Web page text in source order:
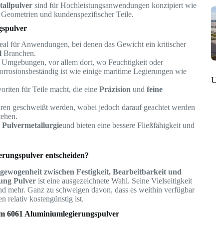
sind für Hochleistungsanwendungen konzipiert wie
und kundenspezifischer Teile.
für Anwendungen, bei denen das Gewicht ein kritischer
Branchen.
vor allem dort, wo Feuchtigkeit oder
ist wie einige maritime Legierungen wie
für Teile macht, die einePräzision undfeine
geschweißt werden, wobei jedoch darauf geachtet werden
Pulvermetallurgieund bieten eine bessere Fließfähigkeit und
entscheiden?
zwischen Festigkeit, Bearbeitbarkeit und
Pulver ist eine ausgezeichnete Wahl. Seine Vielseitigkeit
mehr. Ganz zu schweigen davon, dass es weithin verfügbar
relativ kostengünstig ist.
6061 Aluminiumlegierungspulver